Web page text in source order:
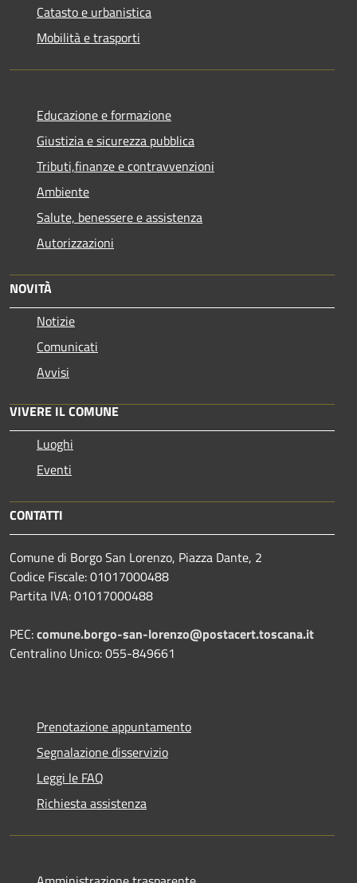
Catasto e urbanistica
Mobilità e trasporti
Educazione e formazione
Giustizia e sicurezza pubblica
Tributi,finanze e contravvenzioni
Ambiente
Salute, benessere e assistenza
Autorizzazioni
NOVITÀ
Notizie
Comunicati
Avvisi
VIVERE IL COMUNE
Luoghi
Eventi
CONTATTI
Comune di Borgo San Lorenzo, Piazza Dante, 2
Codice Fiscale: 01017000488
Partita IVA: 01017000488
PEC:comune.borgo-san-lorenzo@postacert.toscana.it
Centralino Unico: 055-849661
Prenotazione appuntamento
Segnalazione disservizio
Leggi le FAQ
Richiesta assistenza